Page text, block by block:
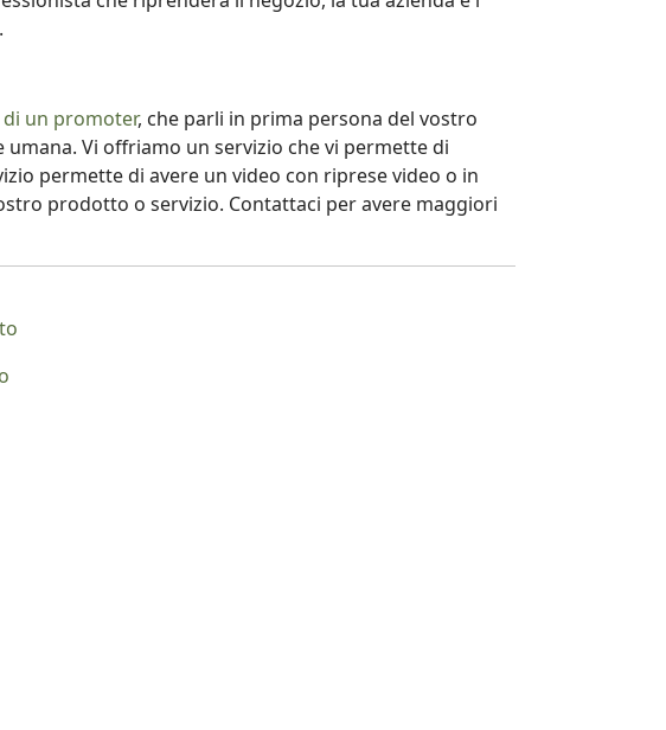
di un promoter, che parli in prima persona del vostro
Vi offriamo un servizio che vi permette di
permette di avere un video con riprese video o in
prodotto o servizio. Contattaci per avere maggiori